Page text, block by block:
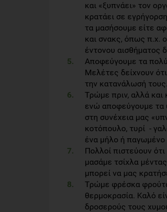
και «ξυπνάει» τον
κρατάει σε
τα μασήσουμε είτε
και σνακς, όπως π.χ.
έντονου αισθήματος
Αποφεύγουμε τα πολύ
Μελέτες δείχνουν
την κατανάλωσή τους.
Τρώμε πριν, αλλά και
ενώ αποφεύγουμε τα
στη συνέχεια μας
κοτόπουλο, τυρί -
ένα μήλο ή παγωμένο
Πολλοί πιστεύουν
μασάμε τσίχλα
μπορεί να μας
Τρώμε φρέσκα φρούτα
θερμοκρασία. Καλό
δροσερούς τους